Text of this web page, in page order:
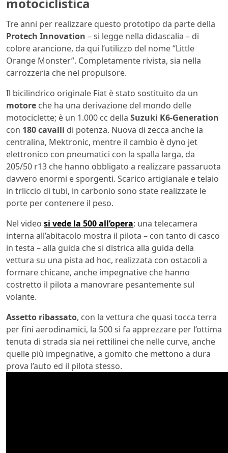
motociclistica
Tre anni per realizzare questo prototipo da parte della
Protech Innovation – si legge nella didascalia – di
colore arancione, da qui l’utilizzo del nome “Little
Orange Monster”. Completamente rivista, sia nella
carrozzeria che nel propulsore.
Il bicilindrico originale Fiat è stato sostituito da un
motore che ha una derivazione del mondo delle
motociclette; è un 1.000 cc della Suzuki K6-Generation
con 180 cavalli di potenza. Nuova di zecca anche la
centralina, Mektronic, mentre il cambio è dyno jet
elettronico con pneumatici con la spalla larga, da
205/50 r13 che hanno obbligato a realizzare passaruota
davvero enormi e sporgenti. Scarico artigianale e telaio
in trliccio di tubi, in carbonio sono state realizzate le
porte per contenere il peso.
Nel video si vede la 500 all’opera; una telecamera
interna all’abitacolo mostra il pilota – con tanto di casco
in testa – alla guida che si districa alla guida della
vettura su una pista ad hoc, realizzata con ostacoli a
formare chicane, anche impegnative che hanno
costretto il pilota a manovrare pesantemente sul
volante.
Assetto ribassato, con la vettura che quasi tocca terra
per fini aerodinamici, la 500 si fa apprezzare per l’ottima
tenuta di strada sia nei rettilinei che nelle curve, anche
quelle più impegnative, a gomito che mettono a dura
prova l’auto ed il pilota stesso.